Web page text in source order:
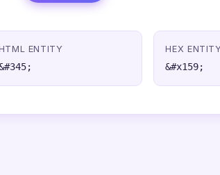
ENTITY HEX
&#x159;